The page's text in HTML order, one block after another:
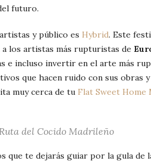
futuro.
y público es Hybrid. Este
los artistas más rupturistas de
e incluso invertir en el arte más
que hacen ruido con sus obras
muy cerca de tu Flat Sweet Home
Ruta del Cocido Madrileño
que te dejarás guiar por la gula de